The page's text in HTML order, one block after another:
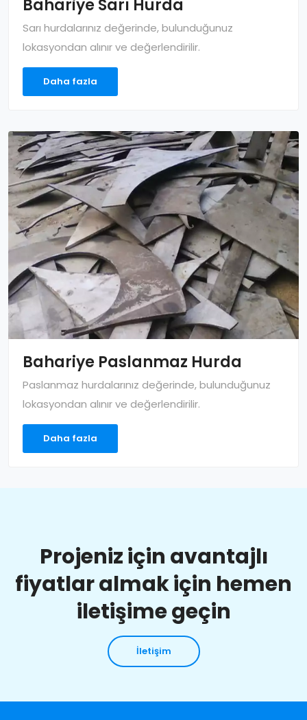
Bahariye Sarı Hurda
Sarı hurdalarınız değerinde, bulunduğunuz
lokasyondan alınır ve değerlendirilir.
Daha fazla
Bahariye Paslanmaz Hurda
Paslanmaz hurdalarınız değerinde, bulunduğunuz
lokasyondan alınır ve değerlendirilir.
Daha fazla
Projeniz için avantajlı
fiyatlar almak için hemen
iletişime geçin
İletişim